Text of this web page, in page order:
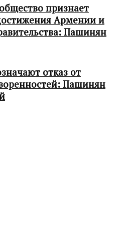
признает
Армении и
Пашинян
отказ от
Пашинян